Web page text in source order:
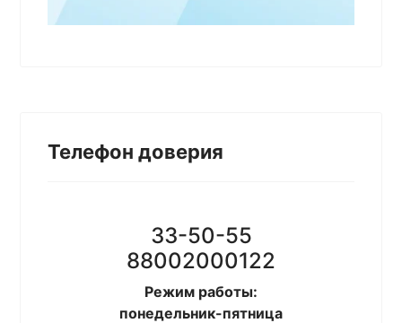
Телефон доверия
33-50-55
88002000122
Режим работы:
понедельник-пятница